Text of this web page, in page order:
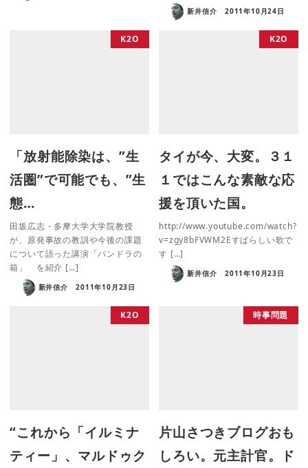
新井信介 2011年10月24日
K2O
「放射能除染は、”生
活圏”で可能でも、”生
態…
田坂広志・多摩大学大学院教授
が、原発事故の教訓や今後の課題
について語った講演「パンドラの
箱」 を紹介 […]
新井信介 2011年10月23日
K2O
タイが今、大変。３１
１ではこんな素敵な応
援を頂いた国。
http://www.youtube.com/watch?
v=zgy8bFVWM2Eすばらしい歌で
す […]
新井信介 2011年10月23日
K2O
“これから「イルミナ
ティー」、マルドゥク
時事問題
片山さつきブログおも
しろい。元主計官。ド